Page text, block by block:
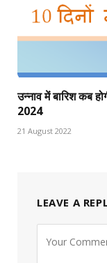
उन्नाव में बारिश
2024
21 August 2022
LEAVE A